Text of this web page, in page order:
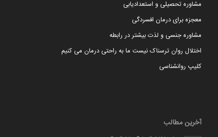
مشاوره تحصیلی و استعدادیابی
معجزه برای درمان افسردگی
مشاوره جنسی و لذت بیشتر در رابطه
اختلال روان ترسناک نیست ما به راحتی درمان می کنیم
کلیپ روانشناسی
آخرین مطالب